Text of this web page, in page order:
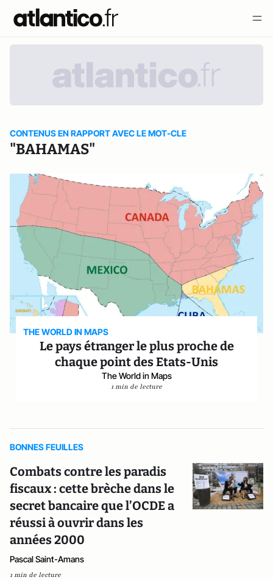
CONTENUS EN RAPPORT AVEC LE MOT-CLE
"BAHAMAS"
THE WORLD IN MAPS
Le pays étranger le plus proche de
chaque point des Etats-Unis
The World in Maps
1 min de lecture
BONNES FEUILLES
Combats contre les paradis
fiscaux : cette brèche dans le
secret bancaire que l’OCDE a
réussi à ouvrir dans les
années 2000
Pascal Saint-Amans
1 min de lecture